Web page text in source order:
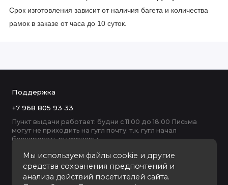
Срок изготовления зависит от наличия багета и количества
рамок в заказе от часа до 10 суток.
Мы используем файлы cookie и другие
средства сохранения предпочтений и
анализа действий посетителей сайта.
Поддержка
+7 968 805 93 33
Пункт выдачи работает: будни с 11:00 до 18:00 Письма
могут не приходить на гугл почту: т.к. гугл начал
блокировать ру серверы